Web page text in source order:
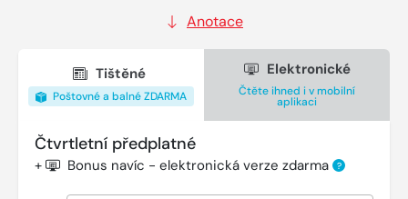
Anotace
Tištěné
Poštovné a balné ZDARMA
Elektronické
Čtěte ihned i v mobilní
aplikaci
Čtvrtletní předplatné
+ Bonus navíc - elektronická verze zdarma ?